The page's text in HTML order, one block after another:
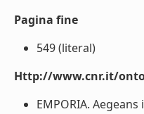
Pagina fine
549 (literal)
Http://www.cnr.it/
EMPORIA.